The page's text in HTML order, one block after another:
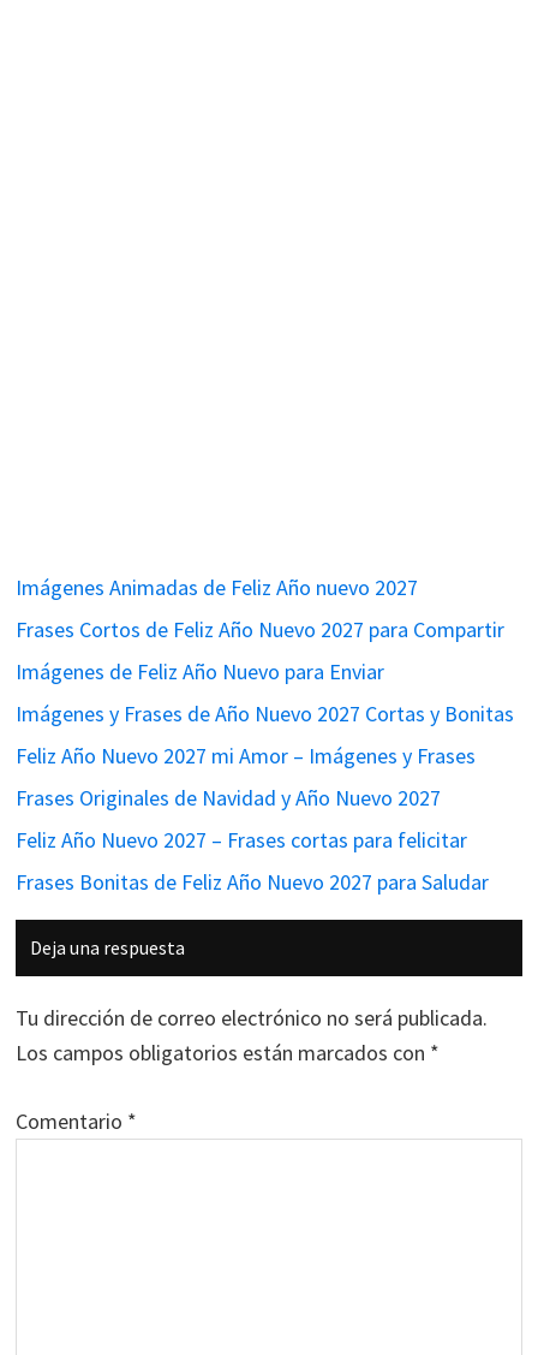
Imágenes Animadas de Feliz Año nuevo 2027
Frases Cortos de Feliz Año Nuevo 2027 para Compartir
Imágenes de Feliz Año Nuevo para Enviar
Imágenes y Frases de Año Nuevo 2027 Cortas y Bonitas
Feliz Año Nuevo 2027 mi Amor – Imágenes y Frases
Frases Originales de Navidad y Año Nuevo 2027
Feliz Año Nuevo 2027 – Frases cortas para felicitar
Frases Bonitas de Feliz Año Nuevo 2027 para Saludar
Interacciones
con
los
lectores
Deja una respuesta
Tu dirección de correo electrónico no será publicada.
Los campos obligatorios están marcados con *
Comentario *